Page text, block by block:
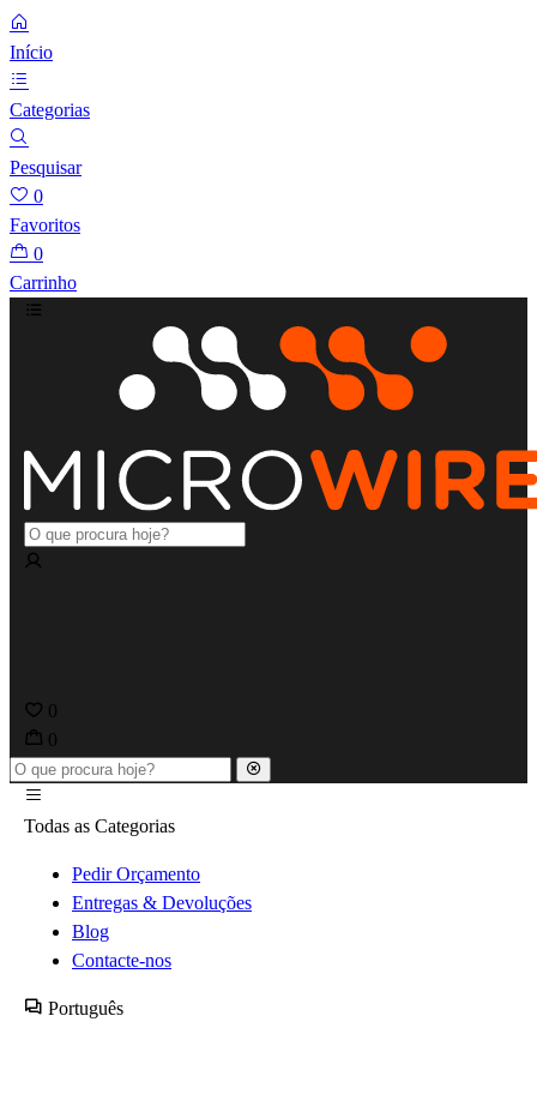
Início
Categorias
Pesquisar
0
Favoritos
0
Carrinho
0
0
Todas as Categorias
Pedir Orçamento
Entregas & Devoluções
Blog
Contacte-nos
Português